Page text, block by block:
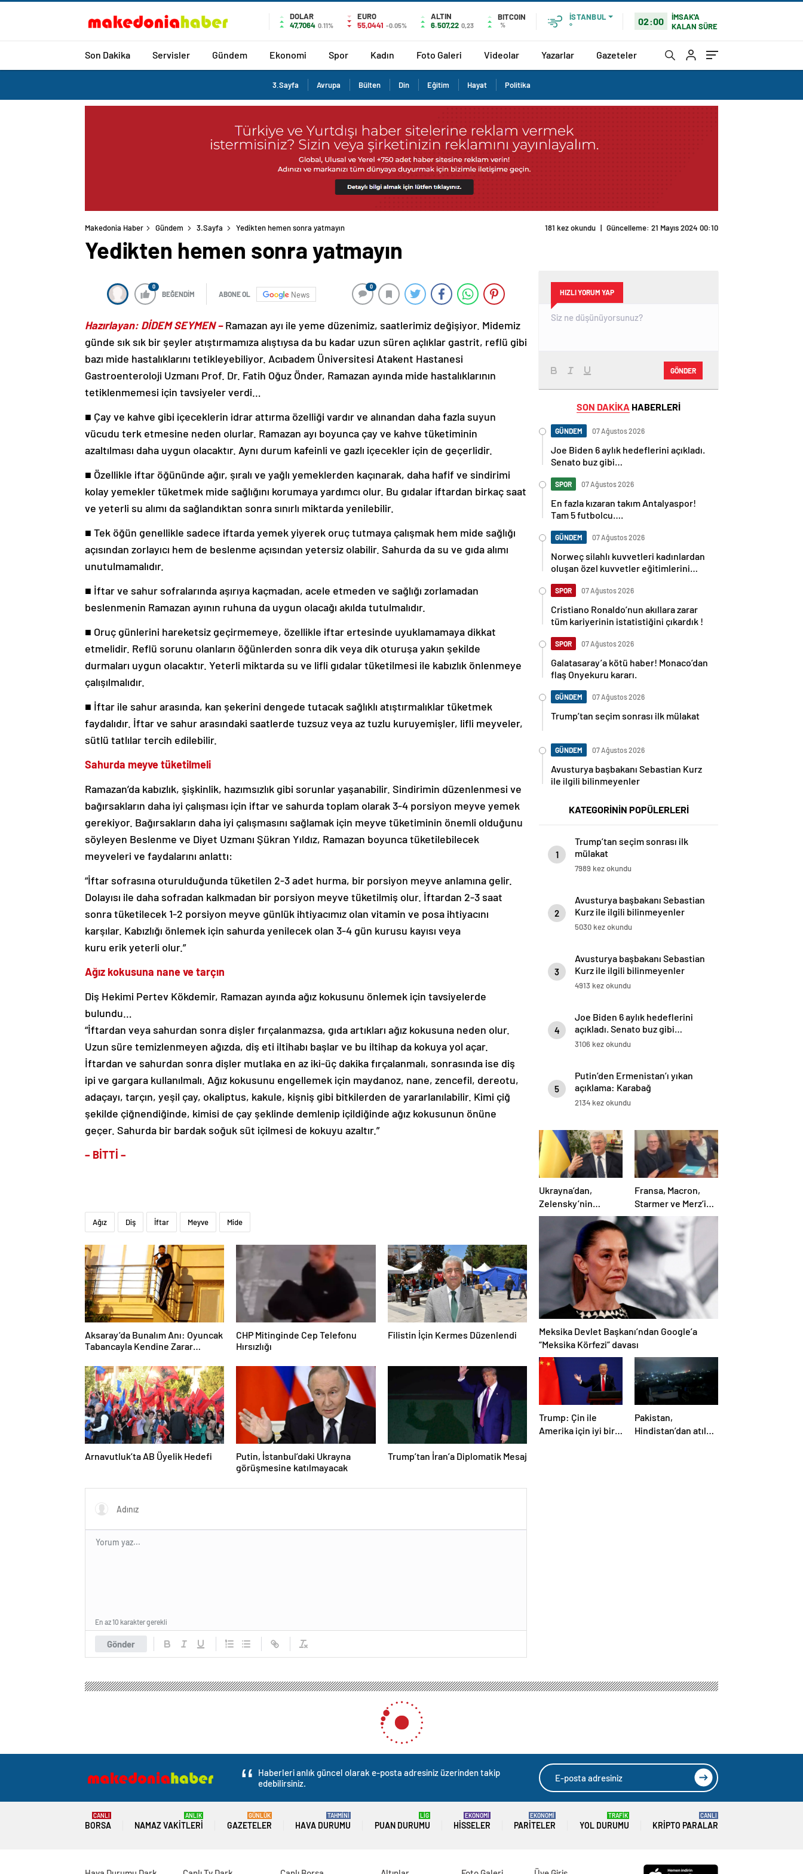
DOLAR
47,7064 0.11%
EURO
55,0441 -0.05%
ALTIN
6.507,22 0,23
BITCOIN
%
İSTANBUL
°
02:00
İMSAK'A
KALAN SÜRE
Son Dakika Servisler Gündem Ekonomi Spor Kadın Foto Galeri Videolar Yazarlar Gazeteler
3.Sayfa Avrupa Bülten Din Eğitim Hayat Politika
Makedonia Haber Gündem 3.Sayfa Yedikten hemen sonra yatmayın 181 kez okundu | Güncelleme: 21 Mayıs 2024 00:10
Yedikten hemen sonra yatmayın
0
BEĞENDİM ABONE OL News
0
Hazırlayan: DİDEM SEYMEN –Ramazan ayı ile yeme düzenimiz, saatlerimiz değişiyor. Midemiz
günde sık sık bir şeyler atıştırmamıza alıştıysa da bu kadar uzun süren açlıklar gastrit, reflü gibi
bazı mide hastalıklarını tetikleyebiliyor. Acıbadem Üniversitesi Atakent Hastanesi
Gastroenteroloji Uzmanı Prof. Dr. Fatih Oğuz Önder, Ramazan ayında mide hastalıklarının
tetiklenmemesi için tavsiyeler verdi…
■ Çay ve kahve gibi içeceklerin idrar attırma özelliği vardır ve alınandan daha fazla suyun
vücudu terk etmesine neden olurlar. Ramazan ayı boyunca çay ve kahve tüketiminin
azaltılması daha uygun olacaktır. Aynı durum kafeinli ve gazlı içecekler için de geçerlidir.
■ Özellikle iftar öğününde ağır, şıralı ve yağlı yemeklerden kaçınarak, daha hafif ve sindirimi
kolay yemekler tüketmek mide sağlığını korumaya yardımcı olur. Bu gıdalar iftardan birkaç saat
ve yeterli su alımı da sağlandıktan sonra sınırlı miktarda yenilebilir.
■ Tek öğün genellikle sadece iftarda yemek yiyerek oruç tutmaya çalışmak hem mide sağlığı
açısından zorlayıcı hem de beslenme açısından yetersiz olabilir. Sahurda da su ve gıda alımı
unutulmamalıdır.
■ İftar ve sahur sofralarında aşırıya kaçmadan, acele etmeden ve sağlığı zorlamadan
beslenmenin Ramazan ayının ruhuna da uygun olacağı akılda tutulmalıdır.
■ Oruç günlerini hareketsiz geçirmemeye, özellikle iftar ertesinde uyuklamamaya dikkat
etmelidir. Reflü sorunu olanların öğünlerden sonra dik veya dik oturuşa yakın şekilde
durmaları uygun olacaktır. Yeterli miktarda su ve lifli gıdalar tüketilmesi ile kabızlık önlenmeye
çalışılmalıdır.
■ İftar ile sahur arasında, kan şekerini dengede tutacak sağlıklı atıştırmalıklar tüketmek
faydalıdır. İftar ve sahur arasındaki saatlerde tuzsuz veya az tuzlu kuruyemişler, lifli meyveler,
sütlü tatlılar tercih edilebilir.
Sahurda meyve tüketilmeli
Ramazan’da kabızlık, şişkinlik, hazımsızlık gibi sorunlar yaşanabilir. Sindirimin düzenlenmesi ve
bağırsakların daha iyi çalışması için iftar ve sahurda toplam olarak 3-4 porsiyon meyve yemek
gerekiyor. Bağırsakların daha iyi çalışmasını sağlamak için meyve tüketiminin önemli olduğunu
söyleyen Beslenme ve Diyet Uzmanı Şükran Yıldız, Ramazan boyunca tüketilebilecek
meyveleri ve faydalarını anlattı:
“İftar sofrasına oturulduğunda tüketilen 2-3 adet hurma, bir porsiyon meyve anlamına gelir.
Dolayısı ile daha sofradan kalkmadan bir porsiyon meyve tüketilmiş olur. İftardan 2-3 saat
sonra tüketilecek 1-2 porsiyon meyve günlük ihtiyacımız olan vitamin ve posa ihtiyacını
karşılar. Kabızlığı önlemek için sahurda yenilecek olan 3-4 gün kurusu kayısı veya
kuru erik yeterli olur.”
Ağız kokusuna nane ve tarçın
Diş Hekimi Pertev Kökdemir, Ramazan ayında ağız kokusunu önlemek için tavsiyelerde
bulundu…
“İftardan veya sahurdan sonra dişler fırçalanmazsa, gıda artıkları ağız kokusuna neden olur.
Uzun süre temizlenmeyen ağızda, diş eti iltihabı başlar ve bu iltihap da kokuya yol açar.
İftardan ve sahurdan sonra dişler mutlaka en az iki-üç dakika fırçalanmalı, sonrasında ise diş
ipi ve gargara kullanılmalı. Ağız kokusunu engellemek için maydanoz, nane, zencefil, dereotu,
adaçayı, tarçın, yeşil çay, okaliptus, kakule, kişniş gibi bitkilerden de yararlanılabilir. Kimi çiğ
şekilde çiğnendiğinde, kimisi de çay şeklinde demlenip içildiğinde ağız kokusunun önüne
geçer. Sahurda bir bardak soğuk süt içilmesi de kokuyu azaltır.”
– BİTTİ –
Ağız Diş İftar Meyve Mide
Aksaray’da Bunalım Anı: Oyuncak
Tabancayla Kendine Zarar
CHP Mitinginde Cep Telefonu
Hırsızlığı
Filistin İçin Kermes Düzenlendi
Arnavutluk’ta AB Üyelik Hedefi
Putin, İstanbul’daki Ukrayna
görüşmesine katılmayacak
Trump’tan İran’a Diplomatik Mesaj
Gönder
En az 10 karakter gerekli
HIZLI YORUM YAP
GÖNDER
SON DAKİKA HABERLERİ
GÜNDEM 07 Ağustos 2026
Joe Biden 6 aylık hedeflerini açıkladı.
Senato buz gibi…
SPOR 07 Ağustos 2026
En fazla kızaran takım Antalyaspor!
Tam 5 futbolcu….
GÜNDEM 07 Ağustos 2026
Norweç silahlı kuvvetleri kadınlardan
oluşan özel kuvvetler eğitimlerini
SPOR 07 Ağustos 2026
Cristiano Ronaldo’nun akıllara zarar
tüm kariyerinin istatistiğini çıkardık !
SPOR 07 Ağustos 2026
Galatasaray’a kötü haber! Monaco’dan
flaş Onyekuru kararı.
GÜNDEM 07 Ağustos 2026
Trump’tan seçim sonrası ilk mülakat
GÜNDEM 07 Ağustos 2026
Avusturya başbakanı Sebastian Kurz
ile ilgili bilinmeyenler
KATEGORİNİN POPÜLERLERİ
1
Trump’tan seçim sonrası ilk
mülakat
7989 kez okundu
2
Avusturya başbakanı Sebastian
Kurz ile ilgili bilinmeyenler
5030 kez okundu
3
Avusturya başbakanı Sebastian
Kurz ile ilgili bilinmeyenler
4913 kez okundu
4
Joe Biden 6 aylık hedeflerini
açıkladı. Senato buz gibi…
3106 kez okundu
5
Putin’den Ermenistan’ı yıkan
açıklama: Karabağ
Azerbaycan’ın ayrılmaz bir
2134 kez okundu
Ukrayna’dan,
Zelensky’nin
Putin’le şahsen
görüşme talebine
ilişkin açıklama
Fransa, Macron,
Starmer ve Merz’in
kokain kullandığı
iddiasını yalanladı
Meksika Devlet Başkanı’ndan Google’a
“Meksika Körfezi” davası
Trump: Çin ile
Amerika için iyi bir
Pakistan,
Hindistan’dan atılan
Haberleri anlık güncel olarak e-posta adresiniz üzerinden takip
edebilirsiniz.
BORSA
CANLI
NAMAZ VAKITLERI
ANLIK
GAZETELER
GÜNLÜK
HAVA DURUMU
TAHMİNİ
PUAN DURUMU
LİG
HISSELER
EKONOMİ
PARITELER
EKONOMİ
YOL DURUMU
TRAFİK
KRIPTO PARALAR
CANLI